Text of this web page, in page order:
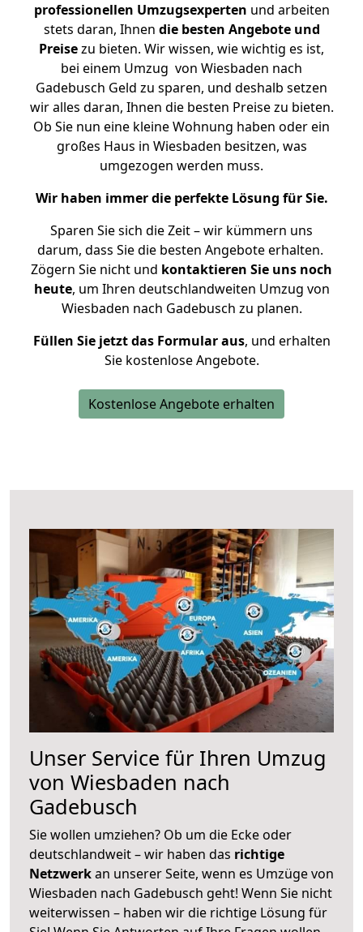
professionellen Umzugsexperten und arbeiten
stets daran, Ihnen die besten Angebote und
Preisezu bieten. Wir wissen, wie wichtig es ist,
bei einem Umzug von Wiesbaden nach
Gadebusch Geld zu sparen, und deshalb setzen
wir alles daran, Ihnen die besten Preise zu bieten.
Ob Sie nun eine kleine Wohnung haben oder ein
großes Haus in Wiesbaden besitzen, was
umgezogen werden muss.
Wir haben immer die perfekte Lösung für Sie.
Sparen Sie sich die Zeit – wir kümmern uns
darum, dass Sie die besten Angebote erhalten.
Zögern Sie nicht und kontaktieren Sie uns noch
heute, um Ihren deutschlandweiten Umzug von
Wiesbaden nach Gadebusch zu planen.
Füllen Sie jetzt das Formular aus, und erhalten
Sie kostenlose Angebote.
Kostenlose Angebote erhalten
Unser Service für Ihren Umzug
von Wiesbaden nach
Gadebusch
Sie wollen umziehen? Ob um die Ecke oder
deutschlandweit – wir haben das richtige
Netzwerkan unserer Seite, wenn es Umzüge von
Wiesbaden nach Gadebusch geht! Wenn Sie nicht
weiterwissen – haben wir die richtige Lösung für